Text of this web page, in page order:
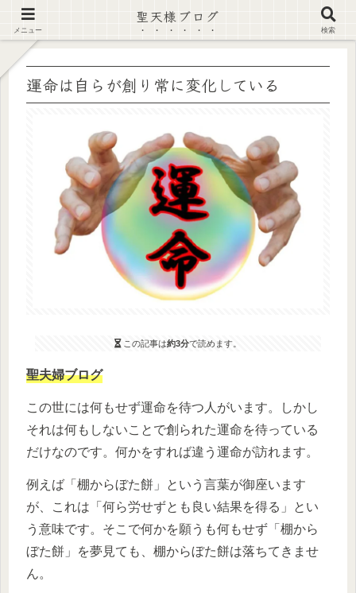
【注意喚起】偽サイト及び偽情報に注意 ▶確認する◀
運命は自らが創り常に変化している
この記事は約3分で読めます。
聖夫婦ブログ
この世には何もせず運命を待つ人がいます。しかし
それは何もしないことで創られた運命を待っている
だけなのです。何かをすれば違う運命が訪れます。
例えば「棚からぼた餅」という言葉が御座います
が、これは「何ら労せずとも良い結果を得る」とい
う意味です。そこで何かを願うも何もせず「棚から
ぼた餅」を夢見ても、棚からぼた餅は落ちてきませ
ん。
メニュー
聖天様ブログ
検索